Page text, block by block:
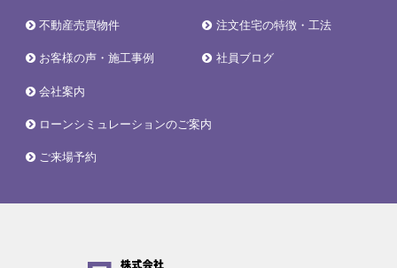
不動産売買物件 注文住宅の特徴・工法
お客様の声・施工事例 社員ブログ
会社案内
ローンシミュレーションのご案内
ご来場予約